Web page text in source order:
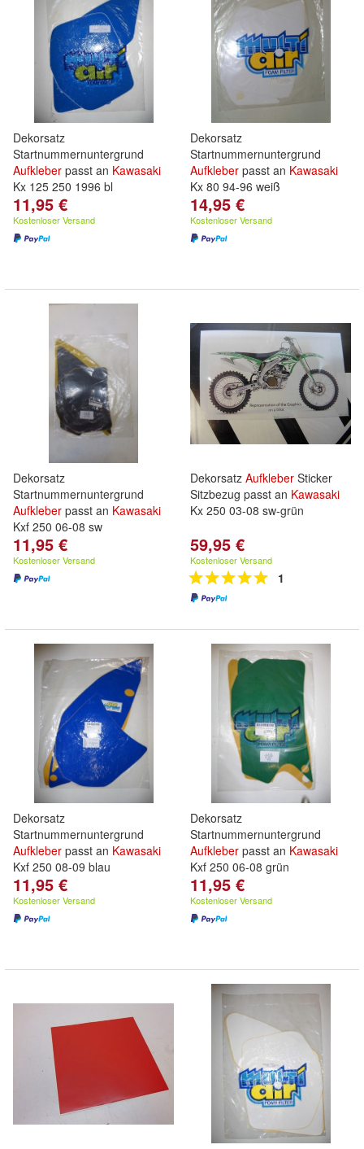
Dekorsatz
Startnummernuntergrund
Aufkleber passt an Kawasaki
Kx 125 250 1996 bl
11,95 €
Kostenloser Versand
Dekorsatz
Startnummernuntergrund
Aufkleber passt an Kawasaki
Kx 80 94-96 weiß
14,95 €
Kostenloser Versand
Dekorsatz
Startnummernuntergrund
Aufkleber passt an Kawasaki
Kxf 250 06-08 sw
11,95 €
Kostenloser Versand
Dekorsatz Aufkleber Sticker
Sitzbezug passt an Kawasaki
Kx 250 03-08 sw-grün
59,95 €
Kostenloser Versand
1
Dekorsatz
Startnummernuntergrund
Aufkleber passt an Kawasaki
Kxf 250 08-09 blau
11,95 €
Kostenloser Versand
Dekorsatz
Startnummernuntergrund
Aufkleber passt an Kawasaki
Kxf 250 06-08 grün
11,95 €
Kostenloser Versand